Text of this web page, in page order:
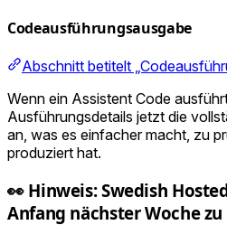
Codeausführungsausgabe
Abschnitt betitelt
Wenn ein Assistent Code
Ausführungsdetails jetzt die
an, was es einfacher macht, zu
produziert hat.
👀 Hinweis: Swedish
Anfang nächster Woche zu